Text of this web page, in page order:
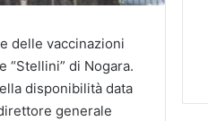
delle vaccinazioni
“Stellini” di Nogara.
disponibilità data
generale